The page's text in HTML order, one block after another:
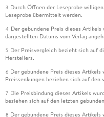
3 Durch Öffnen der Leseprobe
Leseprobe übermittelt werden.
4 Der gebundene Preis dieses
dargestellten Datums vom Verlag
5 Der Preisvergleich bezieht sich auf
Herstellers.
6 Der gebundene Preis dieses Artikels
Preissenkungen beziehen sich auf den
7 Die Preisbindung dieses Artikels
beziehen sich auf den letzten
8 Der gebundene Preis dieses